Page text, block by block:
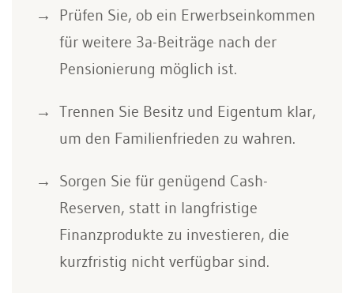
Prüfen Sie, ob ein Erwerbseinkommen
für weitere 3a-Beiträge nach der
Pensionierung möglich ist.
Trennen Sie Besitz und Eigentum klar,
um den Familienfrieden zu wahren.
Sorgen Sie für genügend Cash-
Reserven, statt in langfristige
Finanzprodukte zu investieren, die
kurzfristig nicht verfügbar sind.